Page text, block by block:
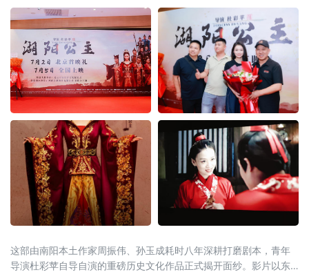
这部由南阳本土作家周振伟、孙玉成耗时八年深耕打磨剧本，青年
导演杜彩苹自导自演的重磅历史文化作品正式揭开面纱。影片以东